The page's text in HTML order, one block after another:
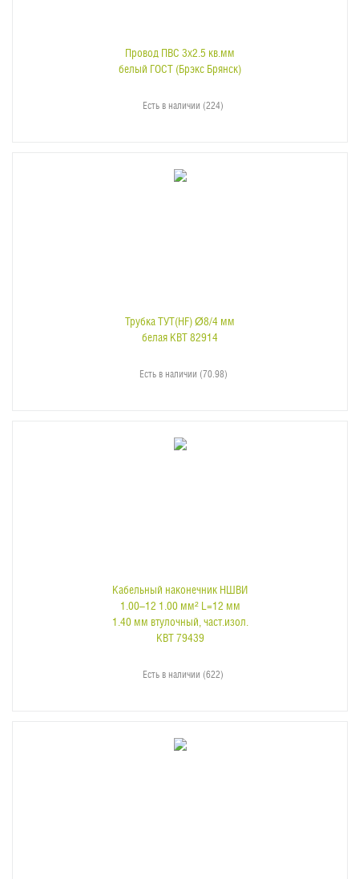
Провод ПВС 3х2.5 кв.мм
белый ГОСТ (Брэкс Брянск)
Есть в наличии (224)
Трубка ТУТ(HF) Ø8/4 мм
белая КВТ 82914
Есть в наличии (70.98)
Кабельный наконечник НШВИ
1.00–12 1.00 мм² L=12 мм
1.40 мм втулочный, част.изол.
КВТ 79439
Есть в наличии (622)